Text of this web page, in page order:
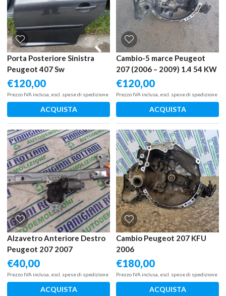
Porta Posteriore Sinistra
Peugeot 407 Sw
€120,00
Prezzo IVA inclusa, escl. spese di spedizione
ACQUISTA
Cambio-5 marce Peugeot
207 (2006 – 2009) 1.4 54 KW
benzina KFV
€120,00
Prezzo IVA inclusa, escl. spese di spedizione
ACQUISTA
Alzavetro Anteriore Destro
Peugeot 207 2007
€40,00
Prezzo IVA inclusa, escl. spese di spedizione
ACQUISTA
Cambio Peugeot 207 KFU
2006
€180,00
Prezzo IVA inclusa, escl. spese di spedizione
ACQUISTA